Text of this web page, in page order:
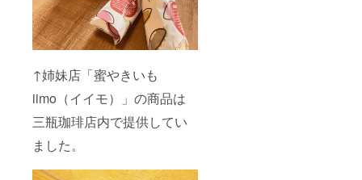
↑姉妹店「蜜やきいも
iimo（イイモ）」の商品は
三瓶珈琲店内で提供してい
ました。